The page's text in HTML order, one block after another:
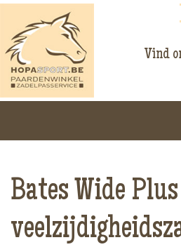
Vind
Bates Wide